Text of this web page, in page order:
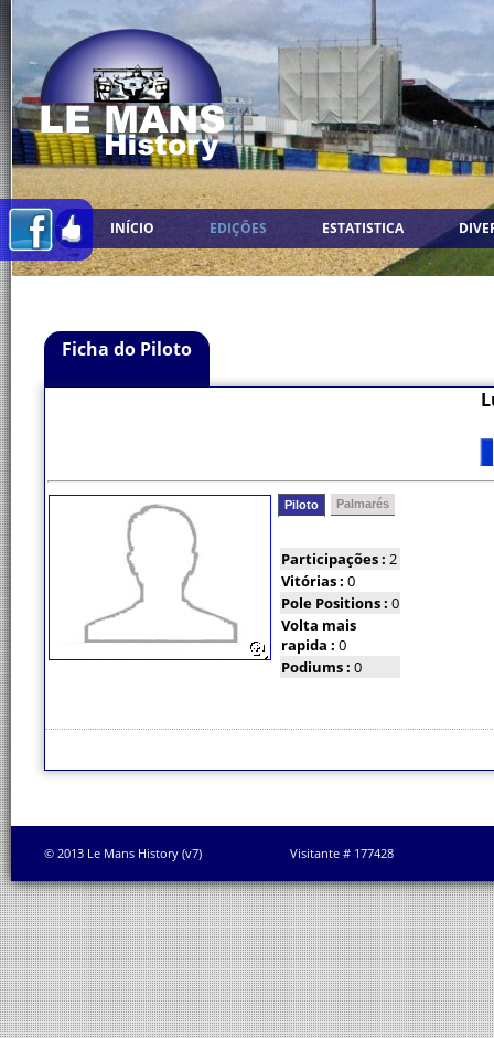
INÍCIO EDIÇÕES ESTATISTICA
Ficha do Piloto
Piloto Palmarés
Participações : 2
Vitórias : 0
Pole Positions : 0
Volta mais
rapida : 0
Podiums : 0
© 2013 Le Mans History (v7) Visitante # 177428